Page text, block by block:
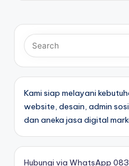
Kami siap melayani
website, desain, admin
dan aneka jasa digital
Hubungi via WhatsApp